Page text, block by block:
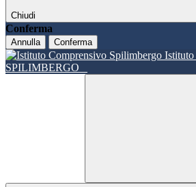
Chiudi
Conferma
Annulla Conferma
SPILIMBERGO